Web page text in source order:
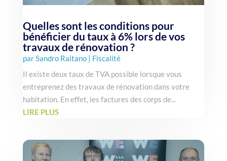
Quelles sont les conditions pour
bénéficier du taux à 6% lors de vos
travaux de rénovation ?
parSandro Raitano| Fiscalité
Il existe deux taux de TVA possible lorsque vous
entreprenez des travaux de rénovation dans votre
habitation. En effet, les factures des corps de...
LIRE PLUS